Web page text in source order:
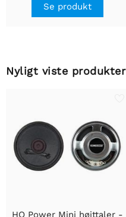
Se produkt
Nyligt viste produkter
HQ Power Mini højttaler -